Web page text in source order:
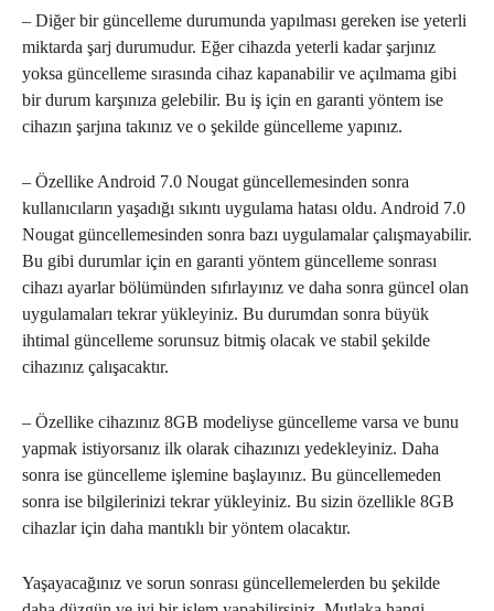
– Diğer bir güncelleme durumunda yapılması gereken ise yeterli
miktarda şarj durumudur. Eğer cihazda yeterli kadar şarjınız
yoksa güncelleme sırasında cihaz kapanabilir ve açılmama gibi
bir durum karşınıza gelebilir. Bu iş için en garanti yöntem ise
cihazın şarjına takınız ve o şekilde güncelleme yapınız.
– Özellike Android 7.0 Nougat güncellemesinden sonra
kullanıcıların yaşadığı sıkıntı uygulama hatası oldu. Android 7.0
Nougat güncellemesinden sonra bazı uygulamalar çalışmayabilir.
Bu gibi durumlar için en garanti yöntem güncelleme sonrası
cihazı ayarlar bölümünden sıfırlayınız ve daha sonra güncel olan
uygulamaları tekrar yükleyiniz. Bu durumdan sonra büyük
ihtimal güncelleme sorunsuz bitmiş olacak ve stabil şekilde
cihazınız çalışacaktır.
– Özellike cihazınız 8GB modeliyse güncelleme varsa ve bunu
yapmak istiyorsanız ilk olarak cihazınızı yedekleyiniz. Daha
sonra ise güncelleme işlemine başlayınız. Bu güncellemeden
sonra ise bilgilerinizi tekrar yükleyiniz. Bu sizin özellikle 8GB
cihazlar için daha mantıklı bir yöntem olacaktır.
Yaşayacağınız ve sorun sonrası güncellemelerden bu şekilde